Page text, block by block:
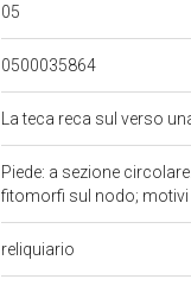
05
0500035864
La teca reca sul verso
Piede: a sezione
fitomorfi sul nodo; motivi
reliquiario